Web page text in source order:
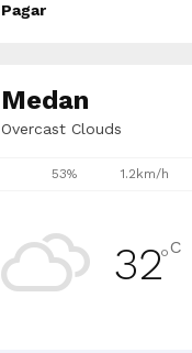
Pagar
Medan
Overcast Clouds
53% 1.2km/h
32°C